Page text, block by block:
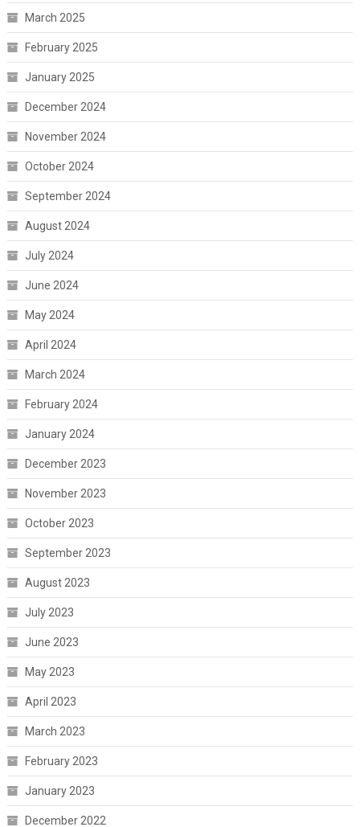
March 2025
February 2025
January 2025
December 2024
November 2024
October 2024
September 2024
August 2024
July 2024
June 2024
May 2024
April 2024
March 2024
February 2024
January 2024
December 2023
November 2023
October 2023
September 2023
August 2023
July 2023
June 2023
May 2023
April 2023
March 2023
February 2023
January 2023
December 2022